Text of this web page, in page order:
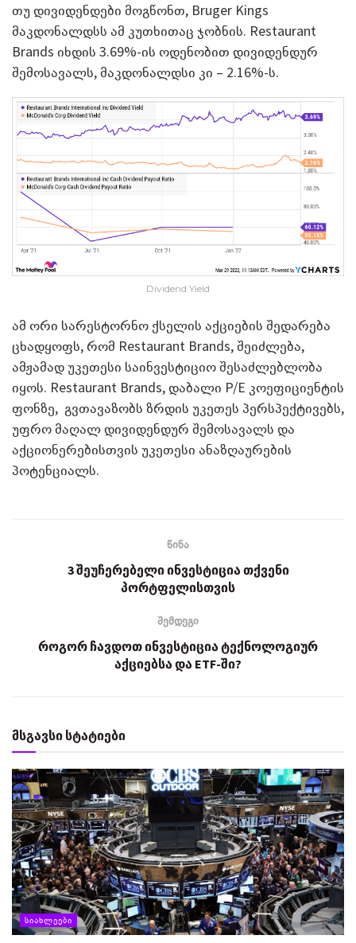
თუ დივიდენდები მოგწონთ, Bruger Kings
მაკდონალდსს ამ კუთხითაც ჯობნის. Restaurant
Brands იხდის 3.69%-ის ოდენობით დივიდენდურ
შემოსავალს, მაკდონალდსი კი – 2.16%-ს.
Dividend Yield
ამ ორი სარესტორნო ქსელის აქციების შედარება
ცხადყოფს, რომ Restaurant Brands, შეიძლება,
ამჟამად უკეთესი საინვესტიციო შესაძლებლობა
იყოს. Restaurant Brands, დაბალი P/E კოეფიციენტის
ფონზე, გვთავაზობს ზრდის უკეთეს პერსპექტივებს,
უფრო მაღალ დივიდენდურ შემოსავალს და
აქციონერებისთვის უკეთესი ანაზღაურების
პოტენციალს.
წინა
3 შეუჩერებელი ინვესტიცია თქვენი
პორტფელისთვის
შემდეგი
როგორ ჩავდოთ ინვესტიცია ტექნოლოგიურ
აქციებსა და ETF-ში?
მსგავსი სტატიები
ᲡᲘᲐᲮᲚᲔᲔᲑᲘ